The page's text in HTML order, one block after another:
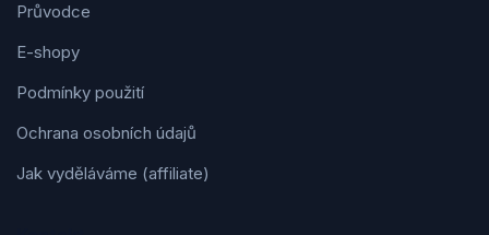
Průvodce
E-shopy
Podmínky použití
Ochrana osobních údajů
Jak vyděláváme (affiliate)